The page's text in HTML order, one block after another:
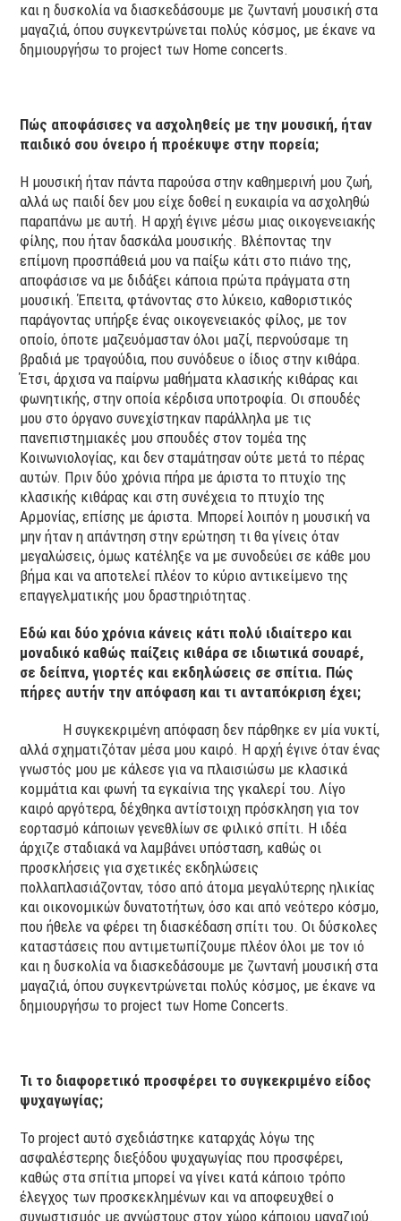
και η δυσκολία να διασκεδάσουμε με ζωντανή μουσική στα
μαγαζιά, όπου συγκεντρώνεται πολύς κόσμος, με έκανε να
δημιουργήσω το project των Ηοme concerts.
Πώς αποφάσισες να ασχοληθείς με την μουσική, ήταν
παιδικό σου όνειρο ή προέκυψε στην πορεία;
Η μουσική ήταν πάντα παρούσα στην καθημερινή μου ζωή,
αλλά ως παιδί δεν μου είχε δοθεί η ευκαιρία να ασχοληθώ
παραπάνω με αυτή. Η αρχή έγινε μέσω μιας οικογενειακής
φίλης, που ήταν δασκάλα μουσικής. Βλέποντας την
επίμονη προσπάθειά μου να παίξω κάτι στο πιάνο της,
αποφάσισε να με διδάξει κάποια πρώτα πράγματα στη
μουσική. Έπειτα, φτάνοντας στο λύκειο, καθοριστικός
παράγοντας υπήρξε ένας οικογενειακός φίλος, με τον
οποίο, όποτε μαζευόμασταν όλοι μαζί, περνούσαμε τη
βραδιά με τραγούδια, που συνόδευε ο ίδιος στην κιθάρα.
Έτσι, άρχισα να παίρνω μαθήματα κλασικής κιθάρας και
φωνητικής, στην οποία κέρδισα υποτροφία. Οι σπουδές
μου στο όργανο συνεχίστηκαν παράλληλα με τις
πανεπιστημιακές μου σπουδές στον τομέα της
Κοινωνιολογίας, και δεν σταμάτησαν ούτε μετά το πέρας
αυτών. Πριν δύο χρόνια πήρα με άριστα το πτυχίο της
κλασικής κιθάρας και στη συνέχεια το πτυχίο της
Αρμονίας, επίσης με άριστα. Μπορεί λοιπόν η μουσική να
μην ήταν η απάντηση στην ερώτηση τι θα γίνεις όταν
μεγαλώσεις, όμως κατέληξε να με συνοδεύει σε κάθε μου
βήμα και να αποτελεί πλέον το κύριο αντικείμενο της
επαγγελματικής μου δραστηριότητας.
Εδώ και δύο χρόνια κάνεις κάτι πολύ ιδιαίτερο και
μοναδικό καθώς παίζεις κιθάρα σε ιδιωτικά σουαρέ,
σε δείπνα, γιορτές και εκδηλώσεις σε σπίτια. Πώς
πήρες αυτήν την απόφαση και τι ανταπόκριση έχει;
Η συγκεκριμένη απόφαση δεν πάρθηκε εν μία νυκτί,
αλλά σχηματιζόταν μέσα μου καιρό. Η αρχή έγινε όταν ένας
γνωστός μου με κάλεσε για να πλαισιώσω με κλασικά
κομμάτια και φωνή τα εγκαίνια της γκαλερί του. Λίγο
καιρό αργότερα, δέχθηκα αντίστοιχη πρόσκληση για τον
εορτασμό κάποιων γενεθλίων σε φιλικό σπίτι. Η ιδέα
άρχιζε σταδιακά να λαμβάνει υπόσταση, καθώς οι
προσκλήσεις για σχετικές εκδηλώσεις
πολλαπλασιάζονταν, τόσο από άτομα μεγαλύτερης ηλικίας
και οικονομικών δυνατοτήτων, όσο και από νεότερο κόσμο,
που ήθελε να φέρει τη διασκέδαση σπίτι του. Οι δύσκολες
καταστάσεις που αντιμετωπίζουμε πλέον όλοι με τον ιό
και η δυσκολία να διασκεδάσουμε με ζωντανή μουσική στα
μαγαζιά, όπου συγκεντρώνεται πολύς κόσμος, με έκανε να
δημιουργήσω το project των Home Concerts.
Τι το διαφορετικό προσφέρει το συγκεκριμένο είδος
ψυχαγωγίας;
Το project αυτό σχεδιάστηκε καταρχάς λόγω της
ασφαλέστερης διεξόδου ψυχαγωγίας που προσφέρει,
καθώς στα σπίτια μπορεί να γίνει κατά κάποιο τρόπο
έλεγχος των προσκεκλημένων και να αποφευχθεί ο
συνωστισμός με αγνώστους στον χώρο κάποιου μαγαζιού.